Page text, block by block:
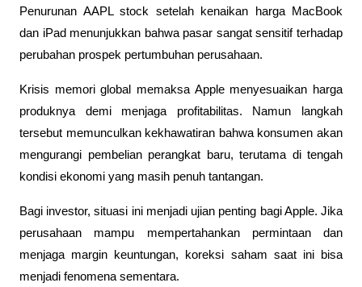
Penurunan AAPL stock setelah kenaikan harga MacBook
dan iPad menunjukkan bahwa pasar sangat sensitif terhadap
perubahan prospek pertumbuhan perusahaan.
Krisis memori global memaksa Apple menyesuaikan harga
produknya demi menjaga profitabilitas. Namun langkah
tersebut memunculkan kekhawatiran bahwa konsumen akan
mengurangi pembelian perangkat baru, terutama di tengah
kondisi ekonomi yang masih penuh tantangan.
Bagi investor, situasi ini menjadi ujian penting bagi Apple. Jika
perusahaan mampu mempertahankan permintaan dan
menjaga margin keuntungan, koreksi saham saat ini bisa
menjadi fenomena sementara.